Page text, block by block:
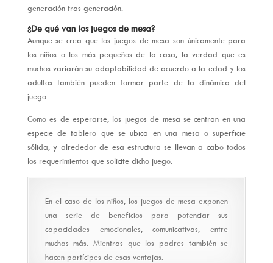
generación tras generación.
¿De qué van los juegos de mesa?
Aunque se crea que los juegos de mesa son únicamente para
los niños o los más pequeños de la casa, la verdad que es
muchos variarán su adaptabilidad de acuerdo a la edad y los
adultos también pueden formar parte de la dinámica del
juego.
Como es de esperarse, los juegos de mesa se centran en una
especie de tablero que se ubica en una mesa o superficie
sólida, y alrededor de esa estructura se llevan a cabo todos
los requerimientos que solicite dicho juego.
En el caso de los niños, los juegos de mesa exponen
una serie de beneficios para potenciar sus
capacidades emocionales, comunicativas, entre
muchas más. Mientras que los padres también se
hacen partícipes de esas ventajas.